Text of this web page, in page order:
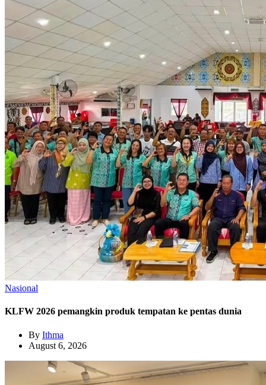
Nasional
KLFW 2026 pemangkin produk tempatan ke pentas dunia
By Ithma
August 6, 2026